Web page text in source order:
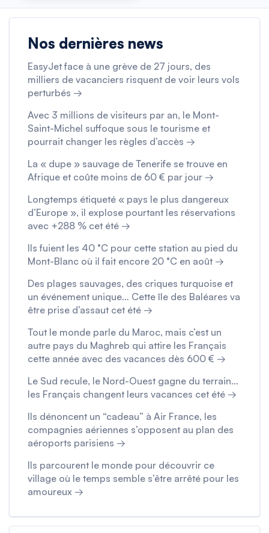
Nos dernières news
EasyJet face à une grève de 27 jours, des
milliers de vacanciers risquent de voir leurs vols
perturbés →
Avec 3 millions de visiteurs par an, le Mont-
Saint-Michel suffoque sous le tourisme et
pourrait changer les règles d’accès →
La « dupe » sauvage de Tenerife se trouve en
Afrique et coûte moins de 60 € par jour →
Longtemps étiqueté « pays le plus dangereux
d’Europe », il explose pourtant les réservations
avec +288 % cet été →
Ils fuient les 40 °C pour cette station au pied du
Mont-Blanc où il fait encore 20 °C en août →
Des plages sauvages, des criques turquoise et
un événement unique… Cette île des Baléares va
être prise d’assaut cet été →
Tout le monde parle du Maroc, mais c’est un
autre pays du Maghreb qui attire les Français
cette année avec des vacances dès 600 € →
Le Sud recule, le Nord-Ouest gagne du terrain…
les Français changent leurs vacances cet été →
Ils dénoncent un “cadeau” à Air France, les
compagnies aériennes s’opposent au plan des
aéroports parisiens →
Ils parcourent le monde pour découvrir ce
village où le temps semble s’être arrêté pour les
amoureux →